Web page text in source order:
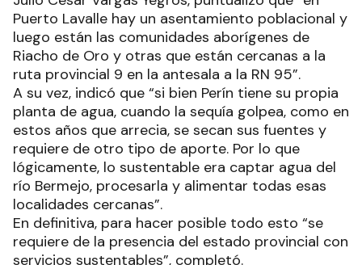
Puerto Lavalle hay un asentamiento poblacional y
luego están las comunidades aborígenes de
Riacho de Oro y otras que están cercanas a la
ruta provincial 9 en la antesala a la RN 95”.
A su vez, indicó que “si bien Perín tiene su propia
planta de agua, cuando la sequía golpea, como en
estos años que arrecia, se secan sus fuentes y
requiere de otro tipo de aporte. Por lo que
lógicamente, lo sustentable era captar agua del
río Bermejo, procesarla y alimentar todas esas
localidades cercanas”.
En definitiva, para hacer posible todo esto “se
requiere de la presencia del estado provincial con
servicios sustentables”, completó.